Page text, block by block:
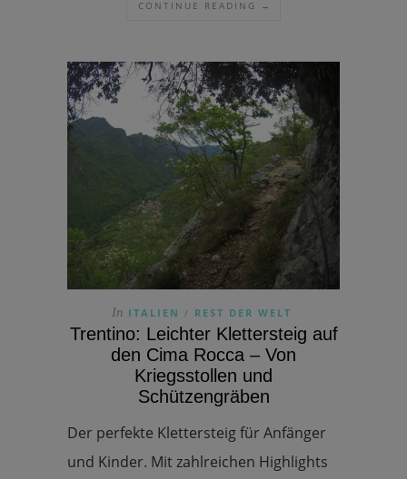
CONTINUE READING →
In ITALIEN / REST DER WELT
Trentino: Leichter Klettersteig auf
den Cima Rocca – Von
Kriegsstollen und
Schützengräben
Der perfekte Klettersteig für Anfänger
und Kinder. Mit zahlreichen Highlights